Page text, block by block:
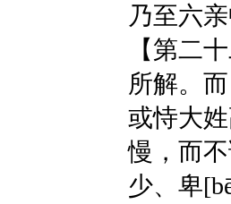
乃至六
【第二
所解。
或恃大
慢，而
少、卑